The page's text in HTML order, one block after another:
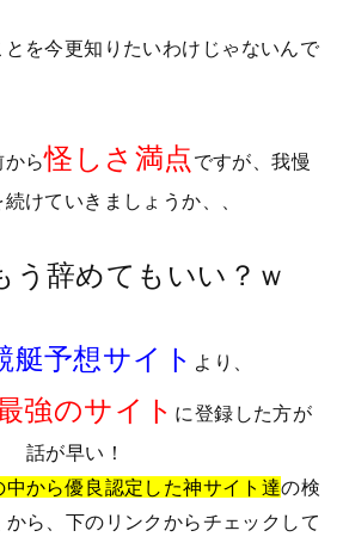
を今更知りたいわけじゃないんで
から怪しさ満点 ですが、我慢
けていきましょうか、、
う辞めてもいい？ｗ
艇予想サイト より、
強のサイト に登録した方が
話が早い！
中から優良認定した神サイト達の検
ら、下のリンクからチェックして